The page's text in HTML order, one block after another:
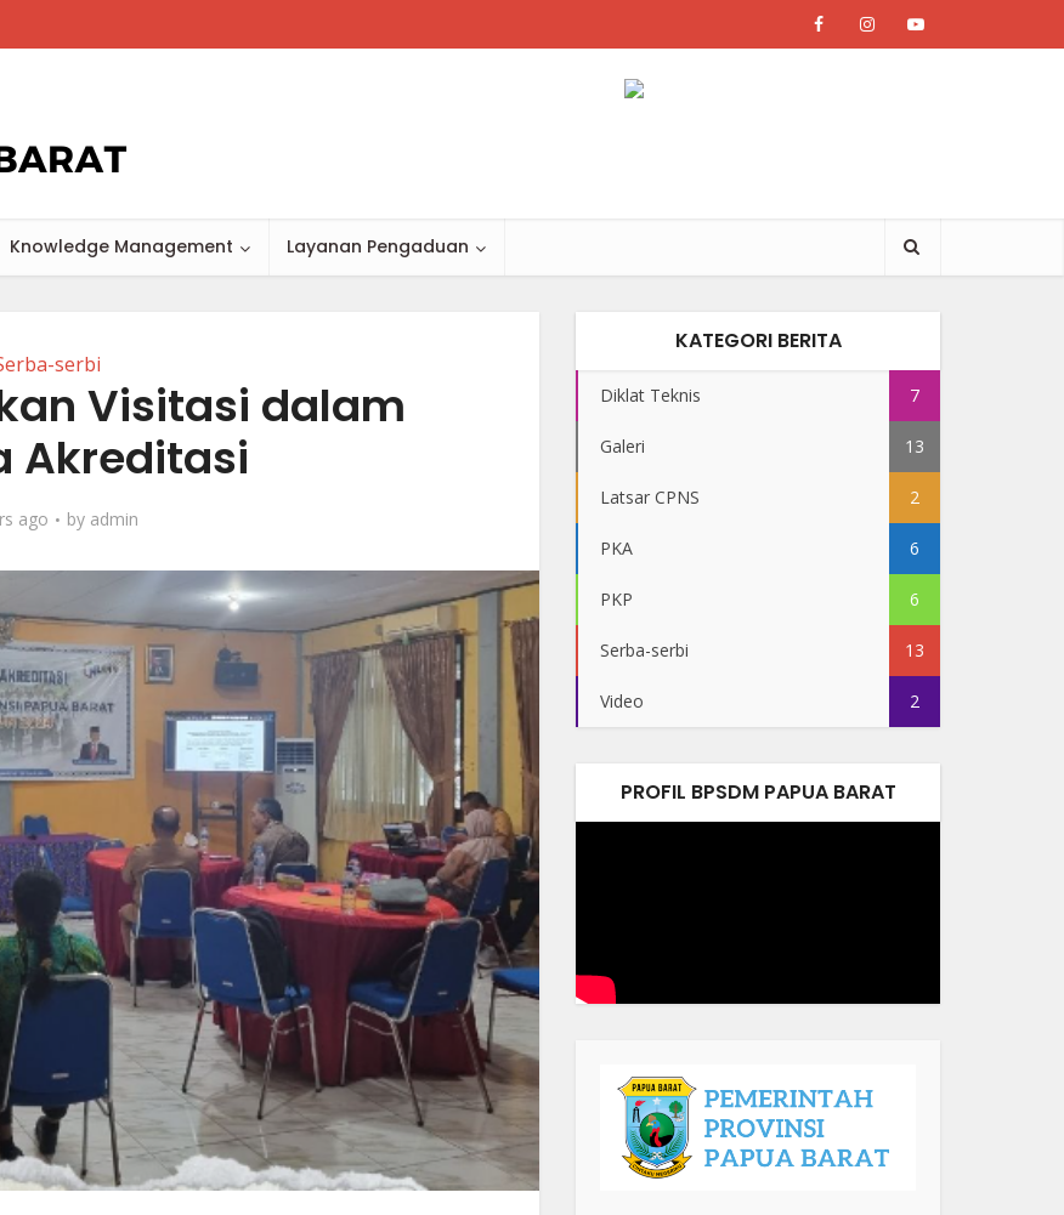
Knowledge Management Layanan Pengaduan
serbi
Visitasi dalam
Akreditasi
ago by admin
KATEGORI BERITA
Diklat Teknis 7
Galeri 13
Latsar CPNS 2
PKA 6
PKP 6
Serba-serbi 13
Video 2
PROFIL BPSDM PAPUA BARAT